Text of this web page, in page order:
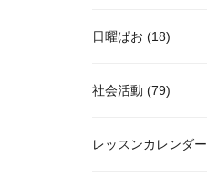
日曜ぱお (18)
社会活動 (79)
レッスンカレンダー